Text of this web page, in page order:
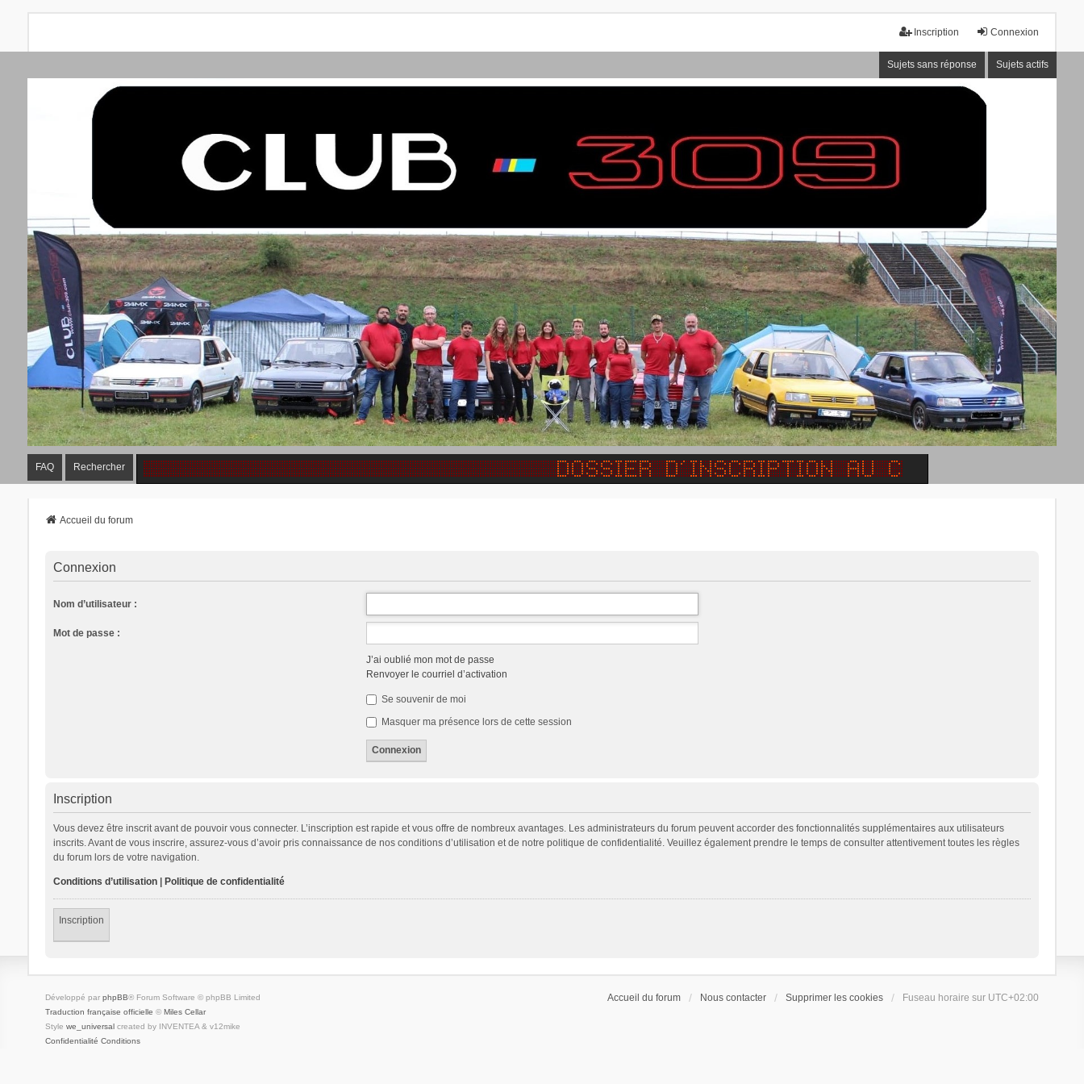
Connexion
Inscription
Sujets sans réponse Sujets actifs
FAQ Rechercher
Accueil du forum
Connexion
Nom d’utilisateur :
Mot de passe :
J’ai oublié mon mot de passe
Renvoyer le courriel d’activation
Se souvenir de moi
Masquer ma présence lors de cette session
Inscription
Vous devez être inscrit avant de pouvoir vous connecter. L’inscription est rapide et vous offre de nombreux avantages. Les administrateurs du forum peuvent accorder des fonctionnalités supplémentaires aux utilisateurs
inscrits. Avant de vous inscrire, assurez-vous d’avoir pris connaissance de nos conditions d’utilisation et de notre politique de confidentialité. Veuillez également prendre le temps de consulter attentivement toutes les règles
du forum lors de votre navigation.
Conditions d’utilisation| Politique de confidentialité
Inscription
Accueil du forum Nous contacter Supprimer les cookies Fuseau horaire sur UTC+02:00
Développé par phpBB® Forum Software © phpBB Limited
Traduction française officielle © Miles Cellar
Style we_universalcreated by INVENTEA & v12mike
Confidentialité Conditions